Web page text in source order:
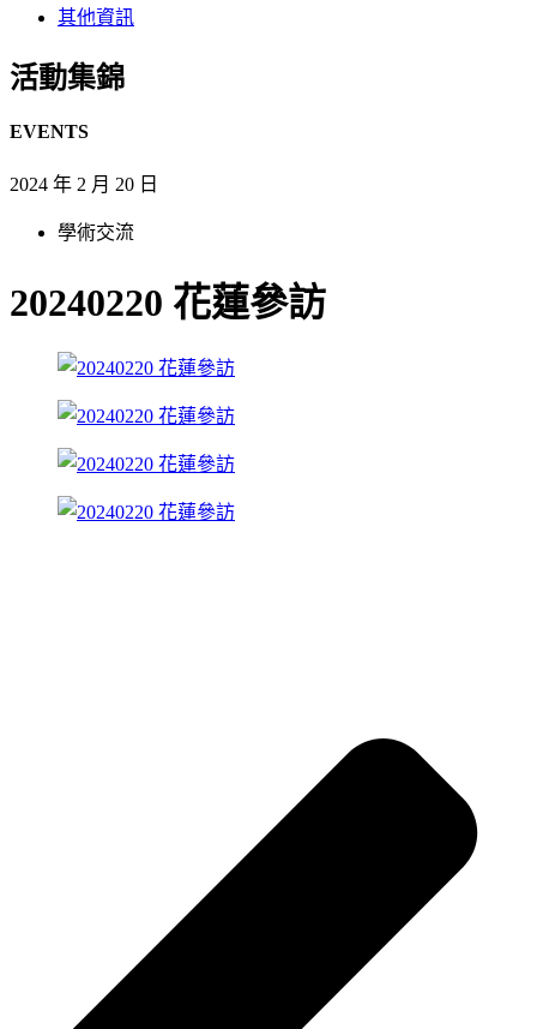
其他資訊
活動集錦
EVENTS
2024 年 2 月 20 日
學術交流
20240220 花蓮參訪